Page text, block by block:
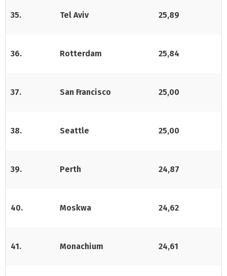
35. Tel Aviv 25,89
36. Rotterdam 25,84
37. San Francisco 25,00
38. Seattle 25,00
39. Perth 24,87
40. Moskwa 24,62
41. Monachium 24,61